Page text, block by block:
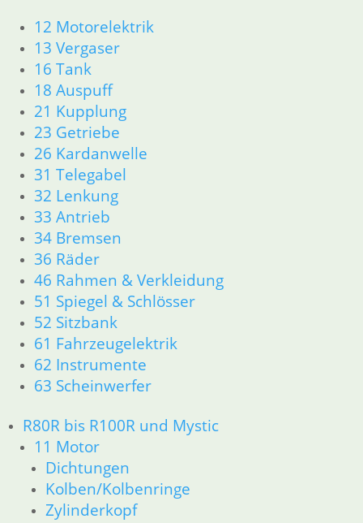
12 Motorelektrik
13 Vergaser
16 Tank
18 Auspuff
21 Kupplung
23 Getriebe
26 Kardanwelle
31 Telegabel
32 Lenkung
33 Antrieb
34 Bremsen
36 Räder
46 Rahmen & Verkleidung
51 Spiegel & Schlösser
52 Sitzbank
61 Fahrzeugelektrik
62 Instrumente
63 Scheinwerfer
R80R bis R100R und Mystic
11 Motor
Dichtungen
Kolben/Kolbenringe
Zylinderkopf
34 Bremsen
36 Räder
46 Rahmen & Verkleidung
51 Spiegel & Schlösser
52 Sitzbank
61 Fahrzeugelektrik
62 Instrumente
63 Scheinwerfer
R65 R80 Monolever R100 RS/RT Monolever ab 1984
11 Motor
Dichtungen
Kolben/Kolbenringe
Zylinderkopf
12 Motorelektrik
13 Vergaser
16 Tank
18 Auspuff
21 Kupplung
23 Getriebe
26 Kardanwelle
32 Lenkung
33 Antrieb
34 Bremsen
36 Räder
46 Rahmen & Verkleidung
51 Spiegel & Schlösser